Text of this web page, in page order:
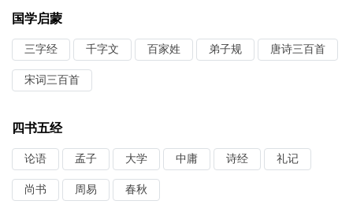
国学启蒙
三字经 千字文 百家姓 弟子规 唐诗三百首
宋词三百首
四书五经
论语 孟子 大学 中庸 诗经 礼记
尚书 周易 春秋